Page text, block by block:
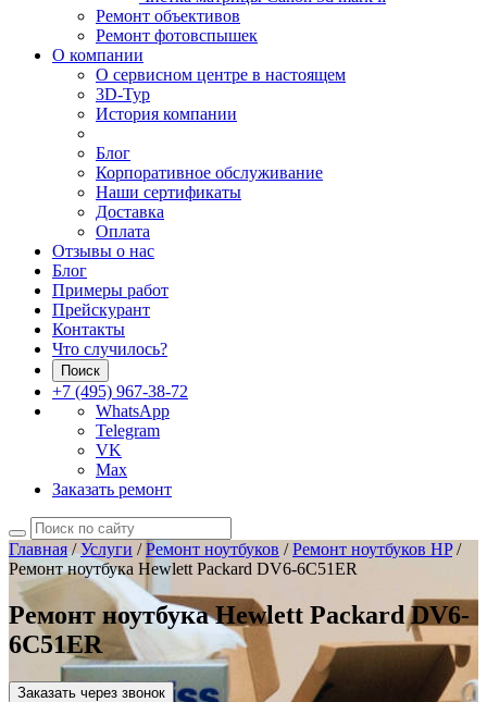
Ремонт объективов
Ремонт фотовспышек
О компании
О сервисном центре в настоящем
3D-Тур
История компании
Блог
Корпоративное обслуживание
Наши сертификаты
Доставка
Оплата
Отзывы о нас
Блог
Примеры работ
Прейскурант
Контакты
Что случилось?
Поиск
+7 (495) 967-38-72
WhatsApp
Telegram
VK
Max
Заказать ремонт
Главная/Услуги /Ремонт ноутбуков /Ремонт ноутбуков HP/
Ремонт ноутбука Hewlett Packard DV6-6C51ER
Ремонт ноутбука Hewlett Packard DV6-
6C51ER
Заказать через звонок